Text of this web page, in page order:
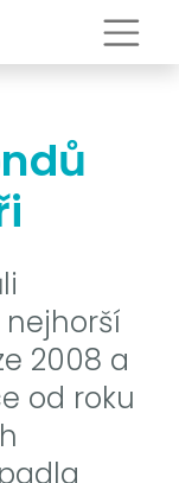
2008 a
od roku